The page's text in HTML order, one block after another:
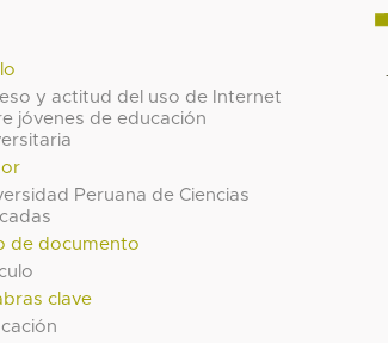
y actitud del uso de Internet
jóvenes de educación
Peruana de Ciencias
de documento
clave